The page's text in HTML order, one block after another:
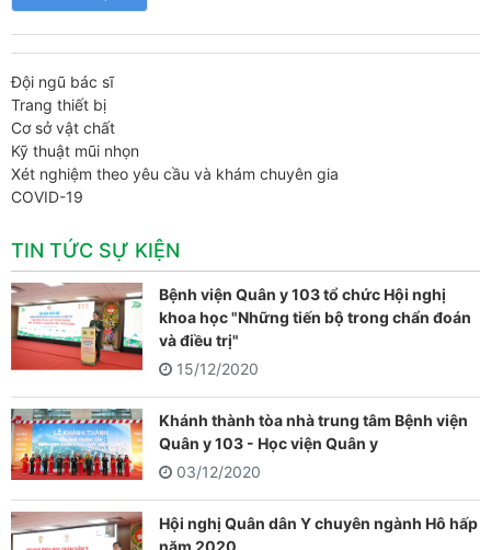
Đội ngũ bác sĩ
Trang thiết bị
Cơ sở vật chất
Kỹ thuật mũi nhọn
Xét nghiệm theo yêu cầu và khám chuyên gia
COVID-19
TIN TỨC SỰ KIỆN
Bệnh viện Quân y 103 tổ chức Hội nghị
khoa học "Những tiến bộ trong chẩn đoán
và điều trị"
15/12/2020
Khánh thành tòa nhà trung tâm Bệnh viện
Quân y 103 - Học viện Quân y
03/12/2020
Hội nghị Quân dân Y chuyên ngành Hô hấp
năm 2020